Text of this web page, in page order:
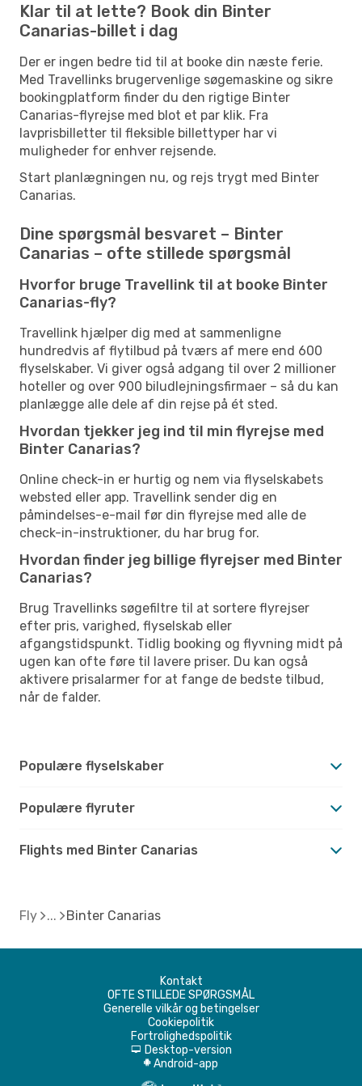
Klar til at lette? Book din Binter
Canarias-billet i dag
Der er ingen bedre tid til at booke din næste ferie.
Med Travellinks brugervenlige søgemaskine og sikre
bookingplatform finder du den rigtige Binter
Canarias-flyrejse med blot et par klik. Fra
lavprisbilletter til fleksible billettyper har vi
muligheder for enhver rejsende.
Start planlægningen nu, og rejs trygt med Binter
Canarias.
Dine spørgsmål besvaret – Binter
Canarias – ofte stillede spørgsmål
Hvorfor bruge Travellink til at booke Binter
Canarias-fly?
Travellink hjælper dig med at sammenligne
hundredvis af flytilbud på tværs af mere end 600
flyselskaber. Vi giver også adgang til over 2 millioner
hoteller og over 900 biludlejningsfirmaer – så du kan
planlægge alle dele af din rejse på ét sted.
Hvordan tjekker jeg ind til min flyrejse med
Binter Canarias?
Online check-in er hurtig og nem via flyselskabets
websted eller app. Travellink sender dig en
påmindelses-e-mail før din flyrejse med alle de
check-in-instruktioner, du har brug for.
Hvordan finder jeg billige flyrejser med Binter
Canarias?
Brug Travellinks søgefiltre til at sortere flyrejser
efter pris, varighed, flyselskab eller
afgangstidspunkt. Tidlig booking og flyvning midt på
ugen kan ofte føre til lavere priser. Du kan også
aktivere prisalarmer for at fange de bedste tilbud,
når de falder.
Populære flyselskaber
Populære flyruter
Flights med Binter Canarias
Fly Binter Canarias
Kontakt
OFTE STILLEDE SPØRGSMÅL
Generelle vilkår og betingelser
Cookiepolitik
Fortrolighedspolitik
d Desktop-version
A Android-app